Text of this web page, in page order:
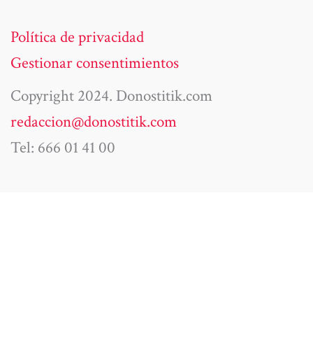
Política de privacidad
Gestionar consentimientos
Copyright 2024. Donostitik.com
redaccion@donostitik.com
Tel: 666 01 41 00